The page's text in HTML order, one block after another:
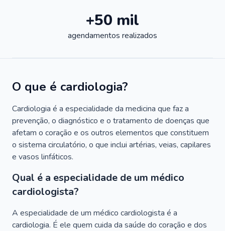
+50 mil
agendamentos realizados
O que é cardiologia?
Cardiologia é a especialidade da medicina que faz a
prevenção, o diagnóstico e o tratamento de doenças que
afetam o coração e os outros elementos que constituem
o sistema circulatório, o que inclui artérias, veias, capilares
e vasos linfáticos.
Qual é a especialidade de um médico
cardiologista?
A especialidade de um médico cardiologista é a
cardiologia. É ele quem cuida da saúde do coração e dos